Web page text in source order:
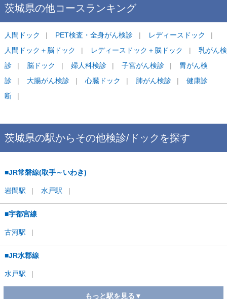
茨城県の他コースランキング
人間ドック PET検査・全身がん検診
レディースドック
人間ドック＋脳ドック
レディースドック＋脳ドック
乳がん検
診
脳ドック 婦人科検診 子宮がん検診
胃がん検
診
大腸がん検診 心臓ドック 肺がん検診
健康診
断
茨城県の駅からその他検診/ドックを探す
■JR常磐線(取手～いわき)
岩間駅 水戸駅
■宇都宮線
古河駅
■JR水郡線
水戸駅
もっと駅を見る▼